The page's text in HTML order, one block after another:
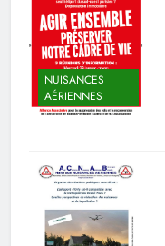
NUISANCES
AÉRIENNES